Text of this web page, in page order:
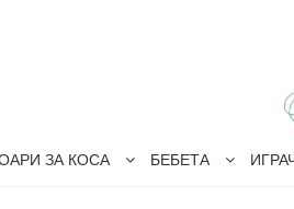
ЗА КОСА БЕБЕТА